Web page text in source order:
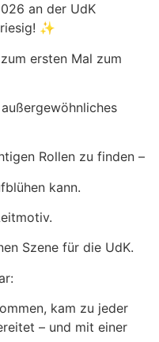
an der UdK
✨
ersten Mal zum
Rollen zu finden –
kann.
Szene für die UdK.
kam zu jeder
– und mit einer